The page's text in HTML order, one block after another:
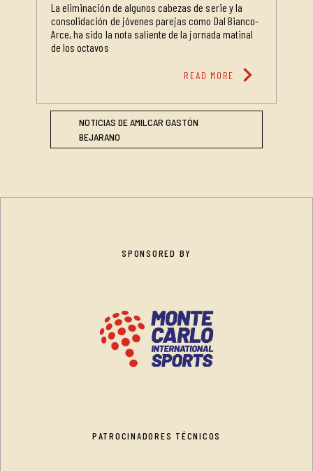
La eliminación de algunos cabezas de serie y la
consolidación de jóvenes parejas como Dal Bianco-
Arce, ha sido la nota saliente de la jornada matinal
de los octavos
READ MORE chevron_right
NOTICIAS DE AMILCAR GASTÓN
BEJARANO
SPONSORED BY
PATROCINADORES TÉCNICOS